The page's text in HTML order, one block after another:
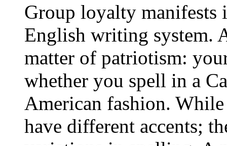
Group loyalty manifests
English writing system.
matter of patriotism:
whether you spell in a
American fashion. While
have different accents;